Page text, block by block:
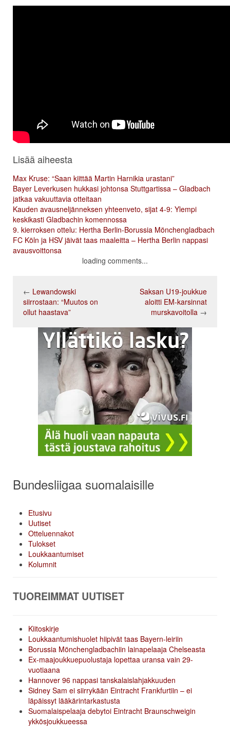
Lisää aiheesta
Max Kruse: “Saan kiittää Martin Harnikia urastani”
Bayer Leverkusen hukkasi johtonsa Stuttgartissa – Gladbach
jatkaa vakuuttavia otteitaan
Kauden avausneljänneksen yhteenveto, sijat 4-9: Ylempi
keskikasti Gladbachin komennossa
9. kierroksen ottelu: Hertha Berlin-Borussia Mönchengladbach
FC Köln ja HSV jäivät taas maaleitta – Hertha Berlin nappasi
avausvoittonsa
loading comments...
← Lewandowski
siirrostaan: “Muutos on
ollut haastava”
Saksan U19-joukkue
aloitti EM-karsinnat
murskavoitolla →
Bundesliigaa suomalaisille
Etusivu
Uutiset
Otteluennakot
Tulokset
Loukkaantumiset
Kolumnit
TUOREIMMAT UUTISET
Kiitoskirje
Loukkaantumishuolet hiipivät taas Bayern-leiriin
Borussia Mönchengladbachiin lainapelaaja Chelseasta
Ex-maajoukkuepuolustaja lopettaa uransa vain 29-
vuotiaana
Hannover 96 nappasi tanskalaislahjakkuuden
Sidney Sam ei siirrykään Eintracht Frankfurtiin – ei
läpäissyt lääkärintarkastusta
Suomalaispelaaja debytoi Eintracht Braunschweigin
ykkösjoukkueessa